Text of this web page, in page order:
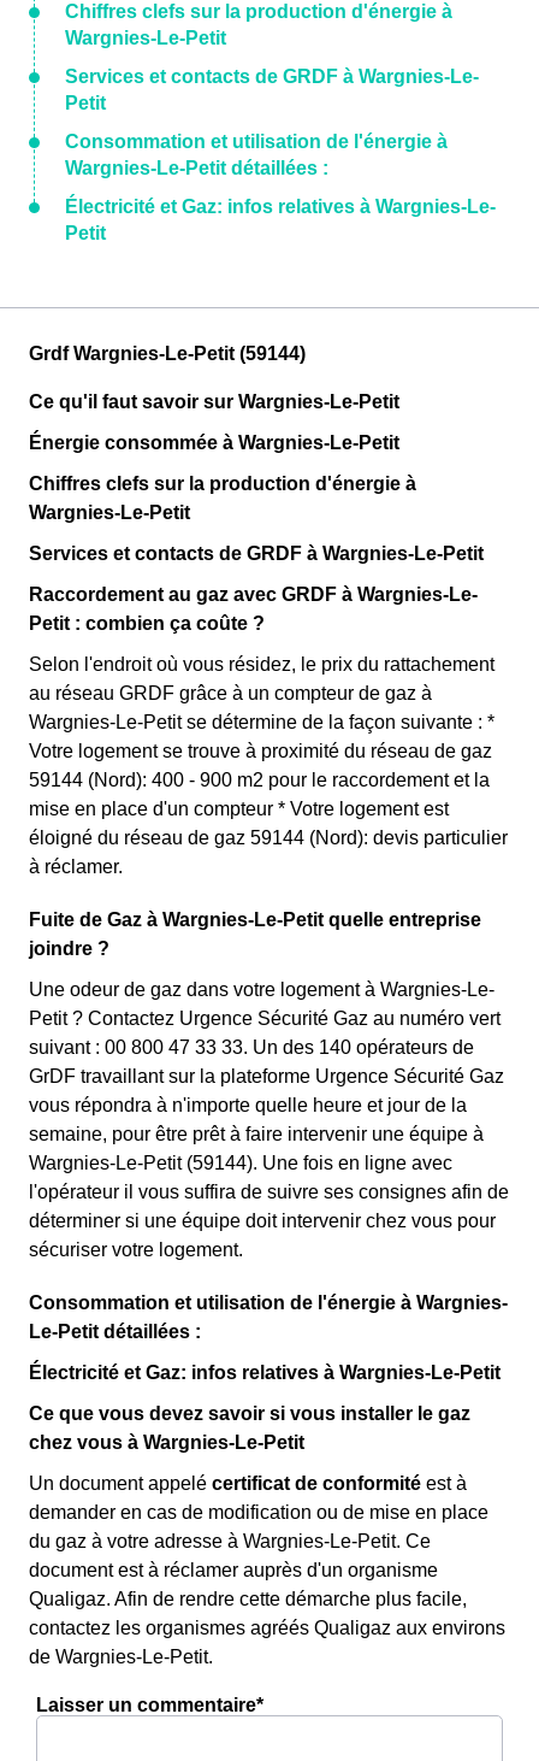
Chiffres clefs sur la production d'énergie à
Wargnies-Le-Petit
Services et contacts de GRDF à Wargnies-Le-
Petit
Consommation et utilisation de l'énergie à
Wargnies-Le-Petit détaillées :
Électricité et Gaz: infos relatives à Wargnies-Le-
Petit
Grdf Wargnies-Le-Petit (59144)
Ce qu'il faut savoir sur Wargnies-Le-Petit
Énergie consommée à Wargnies-Le-Petit
Chiffres clefs sur la production d'énergie à
Wargnies-Le-Petit
Services et contacts de GRDF à Wargnies-Le-Petit
Raccordement au gaz avec GRDF à Wargnies-Le-
Petit : combien ça coûte ?
Selon l'endroit où vous résidez, le prix du rattachement
au réseau GRDF grâce à un compteur de gaz à
Wargnies-Le-Petit se détermine de la façon suivante : *
Votre logement se trouve à proximité du réseau de gaz
59144 (Nord): 400 - 900 m2 pour le raccordement et la
mise en place d'un compteur * Votre logement est
éloigné du réseau de gaz 59144 (Nord): devis particulier
à réclamer.
Fuite de Gaz à Wargnies-Le-Petit quelle entreprise
joindre ?
Une odeur de gaz dans votre logement à Wargnies-Le-
Petit ? Contactez Urgence Sécurité Gaz au numéro vert
suivant : 00 800 47 33 33. Un des 140 opérateurs de
GrDF travaillant sur la plateforme Urgence Sécurité Gaz
vous répondra à n'importe quelle heure et jour de la
semaine, pour être prêt à faire intervenir une équipe à
Wargnies-Le-Petit (59144). Une fois en ligne avec
l'opérateur il vous suffira de suivre ses consignes afin de
déterminer si une équipe doit intervenir chez vous pour
sécuriser votre logement.
Consommation et utilisation de l'énergie à Wargnies-
Le-Petit détaillées :
Électricité et Gaz: infos relatives à Wargnies-Le-Petit
Ce que vous devez savoir si vous installer le gaz
chez vous à Wargnies-Le-Petit
Un document appelé certificat de conformité est à
demander en cas de modification ou de mise en place
du gaz à votre adresse à Wargnies-Le-Petit. Ce
document est à réclamer auprès d'un organisme
Qualigaz. Afin de rendre cette démarche plus facile,
contactez les organismes agréés Qualigaz aux environs
de Wargnies-Le-Petit.
Laisser un commentaire*